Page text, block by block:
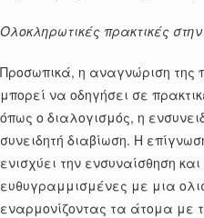
Ολοκληρωτικές πρακτικές
Προσωπικά, η αναγνώριση της
μπορεί να οδηγήσει σε
όπως ο διαλογισμός, η
συνειδητή διαβίωση. Η
ενισχύει την ενσυναίσθηση
ευθυγραμμισμένες με μια
εναρμονίζοντας τα άτομα με